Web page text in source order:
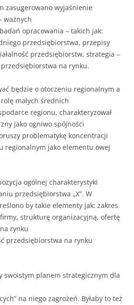
zasugerowano wyjaśnienie
ważnych
opracowania – takich jak:
przedsiębiorstwa, przepisy
przedsiębiorstw, strategia –
przedsiębiorstwa na rynku.
będzie o otoczeniu regionalnym a
małych średnich
regionu, charakteryzował
jako ogniwo spójności
problematykę koncentracji
regionalnym jako elementu owej
ogólnej charakterystyki
przedsiębiorstwa „X”. W
by takie elementy jak: zakres
strukturę organizacyjną, ofertę
rynku
przedsiębiorstwa na rynku
swoistym planem strategicznym dla
na niego zagrożeń. Byłaby to też